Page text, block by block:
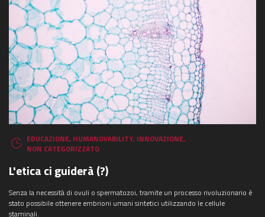
EDUCAZIONE, HUMANOVABILITY, INNOVAZIONE,
NON CATEGORIZZATO
L'etica ci guiderà (?)
Senza la necessità di ovuli o spermatozoi, tramite un processo rivoluzionario è
stato possibile ottenere embrioni umani sintetici utilizzando le cellule
staminali.
COSA STAI CERCANDO?